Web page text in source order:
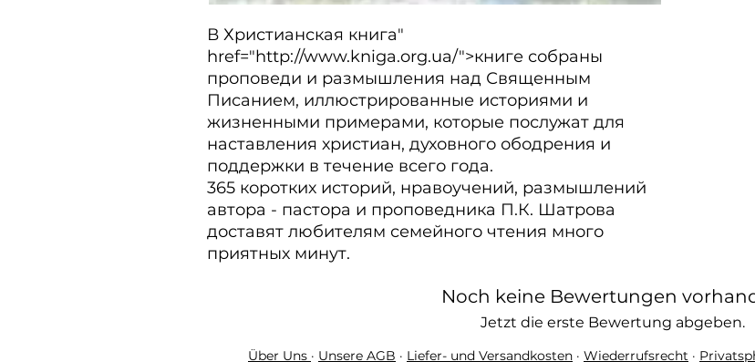
В Христианская книга"
href="http://www.kniga.org.ua/">книге собраны
проповеди и размышления над Священным
Писанием, иллюстрированные историями и
жизненными примерами, которые послужат для
наставления христиан, духовного ободрения и
поддержки в течение всего года.
365 коротких историй, нравоучений, размышлений
автора - пастора и проповедника П.К. Шатрова
доставят любителям семейного чтения много
приятных минут.
Noch keine Bewertungen
Jetzt die erste Bewertung abgeben.
Über Uns · Unsere AGB · Liefer- und Versandkosten · Wiederrufsrecht ·